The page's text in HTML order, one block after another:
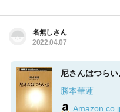
名無しさん
2022.04.07
尼さんはつらい
勝本華蓮